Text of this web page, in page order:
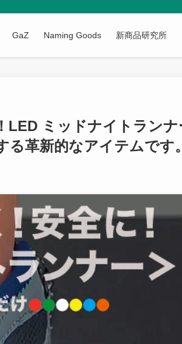
GaZ Naming Goods 新商品研究所
LED ミッドナイトランナ
る革新的なアイテムです